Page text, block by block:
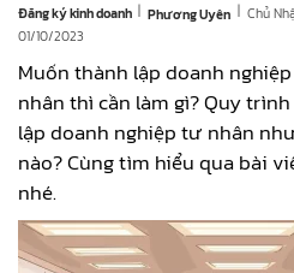
Đăng ký kinh doanh | Phương Uyên | Chủ
01/10/2023
Muốn thành lập doanh
nhân thì cần làm gì? Quy
lập doanh nghiệp tư nhân
nào? Cùng tìm hiểu qua bài
nhé.